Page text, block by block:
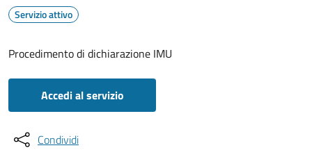
Servizio attivo
Procedimento di dichiarazione IMU
Accedi al servizio
Condividi